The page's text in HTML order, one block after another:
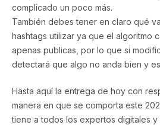
complicado un poco más.
También debes tener en claro qué
hashtags utilizar ya que el algoritmo
apenas publicas, por lo que si
detectará que algo no anda bien y
Hasta aquí la entrega de hoy con
manera en que se comporta este
tiene a todos los expertos digitales